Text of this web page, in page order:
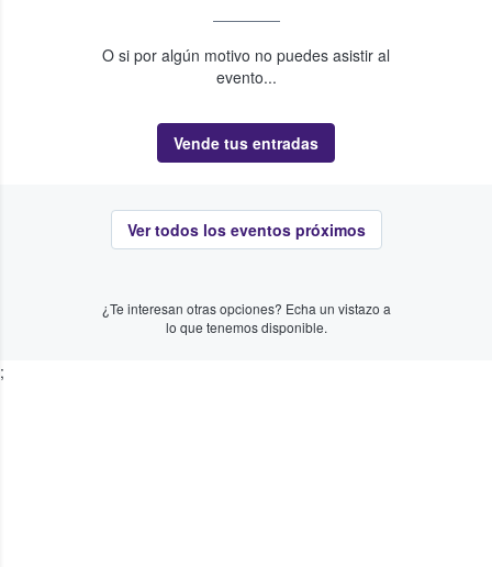
O si por algún motivo no puedes asistir al
evento...
Vende tus entradas
Ver todos los eventos próximos
¿Te interesan otras opciones? Echa un vistazo a
lo que tenemos disponible.
;